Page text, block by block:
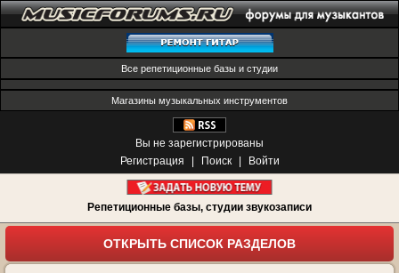
Все репетиционные базы и студии
Магазины музыкальных инструментов
Вы не зарегистрированы
Регистрация
Поиск Войти
Репетиционные базы, студии звукозаписи
ОТКРЫТЬ СПИСОК РАЗДЕЛОВ